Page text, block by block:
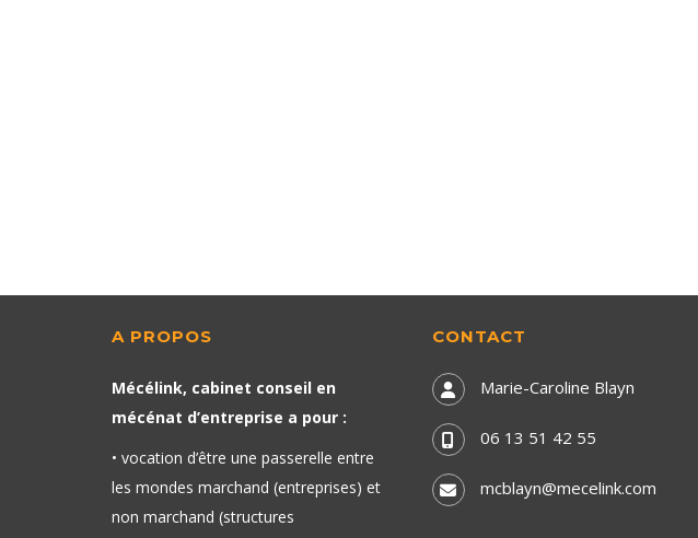
A PROPOS
Mécélink, cabinet conseil en
mécénat d’entreprise a pour :
• vocation d’être une passerelle entre
les mondes marchand (entreprises) et
non marchand (structures
CONTACT
Marie-Caroline Blayn
06 13 51 42 55
mcblayn@mecelink.com